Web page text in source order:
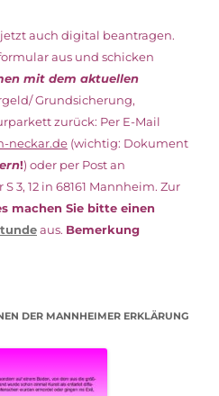
auch digital beantragen.
aus und schicken
mit dem aktuellen
Grundsicherung,
zurück: Per E-Mail
neckar.de (wichtig: Dokument
!) oder per Post an
3, 12 in 68161 Mannheim. Zur
machen Sie bitte einen
aus. Bemerkung
DER MANNHEIMER ERKLÄRUNG